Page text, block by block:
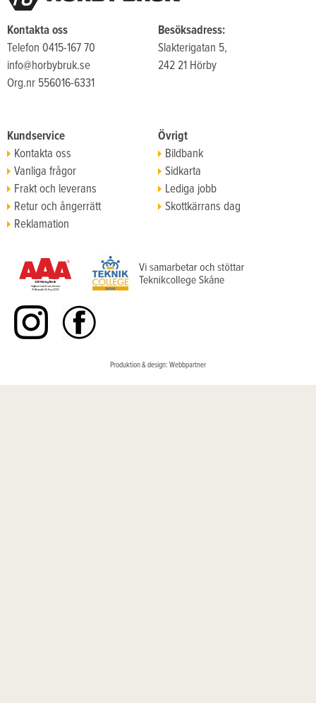
Kontakta oss
Telefon 0415-167 70
info@horbybruk.se
Org.nr 556016-6331
Besöksadress:
Slakterigatan 5,
242 21 Hörby
Kundservice
Kontakta oss
Vanliga frågor
Frakt och leverans
Retur och ångerrätt
Reklamation
Övrigt
Bildbank
Sidkarta
Lediga jobb
Skottkärrans dag
Produktion & design: Webbpartner